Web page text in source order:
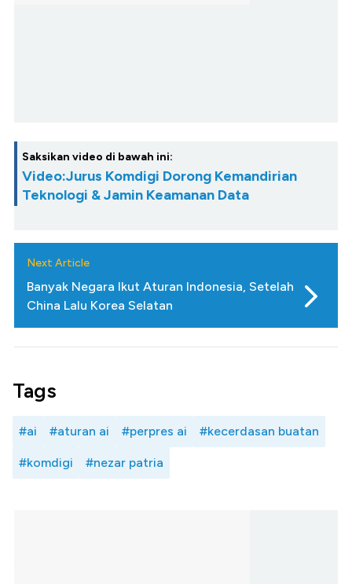
Saksikan video di bawah ini:
Video:Jurus Komdigi Dorong Kemandirian
Teknologi & Jamin Keamanan Data
Next Article
Banyak Negara Ikut Aturan Indonesia, Setelah
China Lalu Korea Selatan
Tags
#ai #aturan ai #perpres ai #kecerdasan buatan
#komdigi #nezar patria